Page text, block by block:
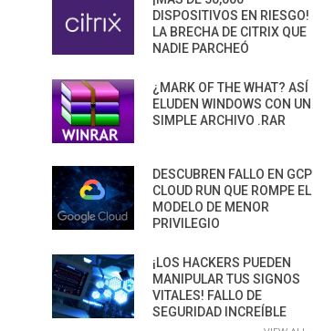
DISPOSITIVOS EN RIESGO!
LA BRECHA DE CITRIX QUE
NADIE PARCHEÓ
¿MARK OF THE WHAT? ASÍ
ELUDEN WINDOWS CON UN
SIMPLE ARCHIVO .RAR
DESCUBREN FALLO EN GCP
CLOUD RUN QUE ROMPE EL
MODELO DE MENOR
PRIVILEGIO
¡LOS HACKERS PUEDEN
MANIPULAR TUS SIGNOS
VITALES! FALLO DE
SEGURIDAD INCREÍBLE